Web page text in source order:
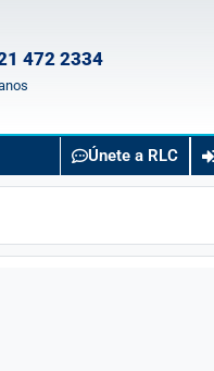
472 2334
Únete a RLC